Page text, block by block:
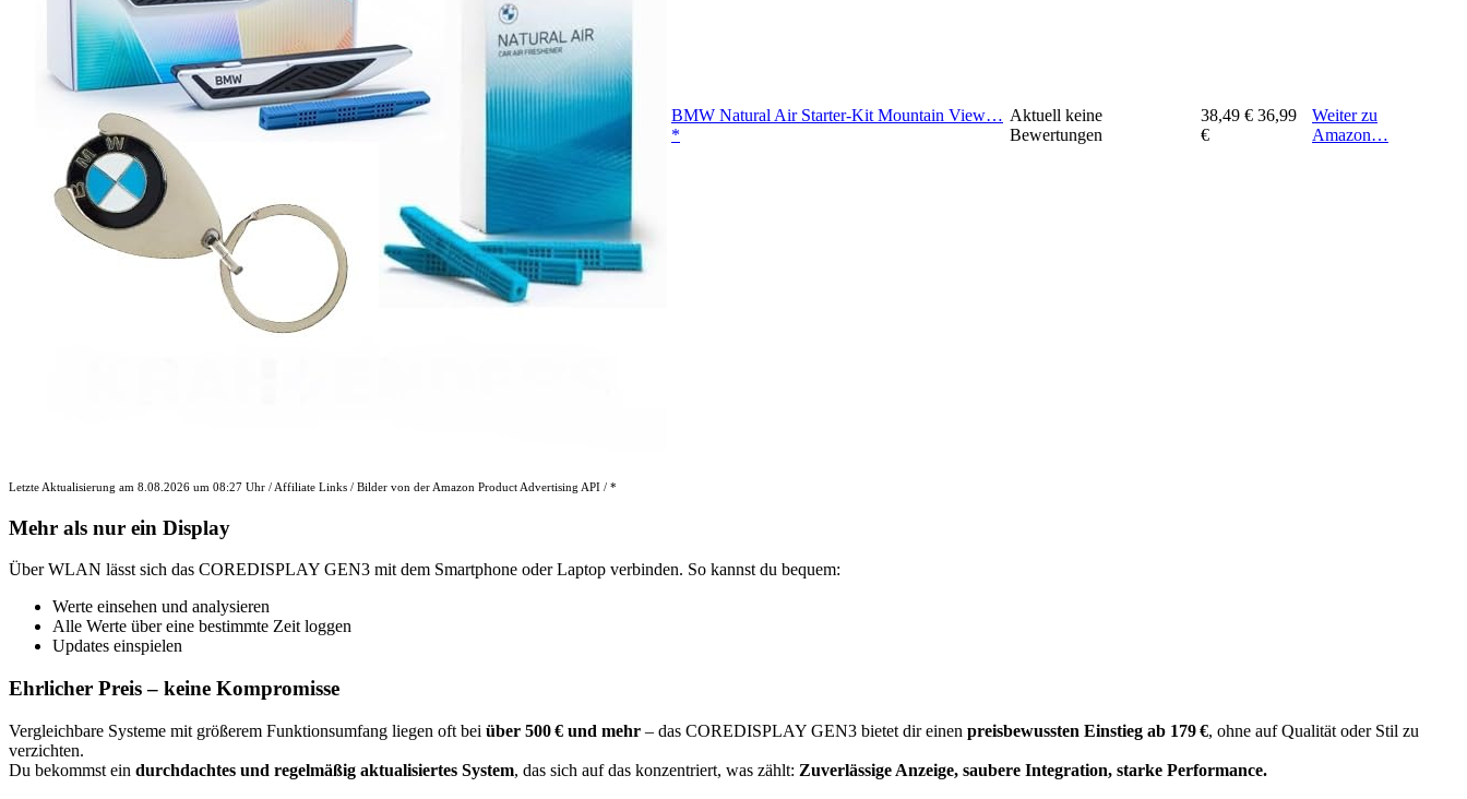
BMW Natural Air Starter-Kit Mountain View…
*
Aktuell keine
Bewertungen
38,49 € 36,99
€
Weiter zu
Amazon…
Letzte Aktualisierung am 8.08.2026 um 08:27 Uhr / Affiliate Links / Bilder von der Amazon Product Advertising API / *
Mehr als nur ein Display
Über WLAN lässt sich das COREDISPLAY GEN3 mit dem Smartphone oder Laptop verbinden. So kannst du bequem:
Werte einsehen und analysieren
Alle Werte über eine bestimmte Zeit loggen
Updates einspielen
Ehrlicher Preis – keine Kompromisse
Vergleichbare Systeme mit größerem Funktionsumfang liegen oft bei über 500 € und mehr – das COREDISPLAY GEN3 bietet dir einen preisbewussten Einstieg ab 179 €, ohne auf Qualität oder Stil zu
verzichten.
Du bekommst ein durchdachtes und regelmäßig aktualisiertes System, das sich auf das konzentriert, was zählt: Zuverlässige Anzeige, saubere Integration, starke Performance.